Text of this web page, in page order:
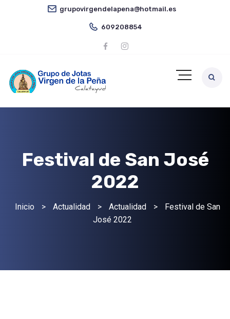
grupovirgendelapena@hotmail.es
609208854
Festival de San José
2022
Inicio > Actualidad > Actualidad >
Festival de San
José 2022